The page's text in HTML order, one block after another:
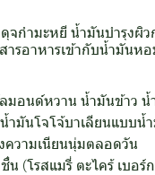
จกำมะหยี น้ำมันบำรุง
อาหารเข้ากับน้ำมันห
อนด์หวาน น้ำมันข้าว
มันโจโจ้บาเลียนแบบ
ความเนียนนุ่มตลอดวัน
(โรสแมรี่ ตะไคร้ เบ